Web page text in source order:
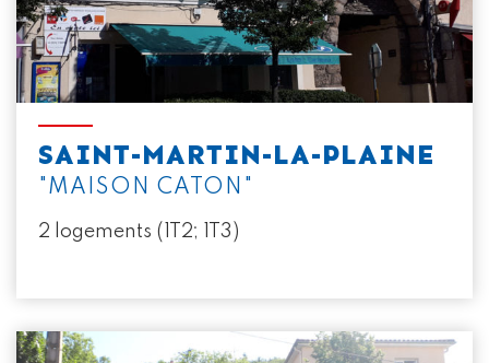
SAINT-MARTIN-LA-PLAINE
"MAISON CATON"
2 logements (1T2; 1T3)